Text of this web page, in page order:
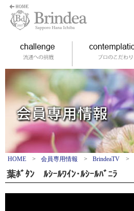
HOME > 会員専用情報 > BrindeaTV >
葉ﾎﾞﾀﾝ ﾙｼｰﾙﾜｲﾝ･ﾙｼｰﾙﾊﾞﾆﾗ